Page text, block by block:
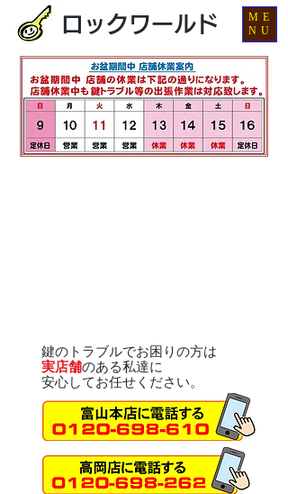
ロックワールド
鍵のトラブルでお困りの方は
実店舗のある私達に
安心してお任せください。
ME
NU